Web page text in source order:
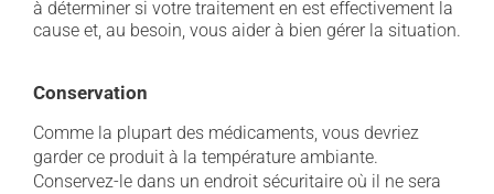
à déterminer si votre traitement en est effectivement la
cause et, au besoin, vous aider à bien gérer la situation.
Conservation
Comme la plupart des médicaments, vous devriez
garder ce produit à la température ambiante.
Conservez-le dans un endroit sécuritaire où il ne sera